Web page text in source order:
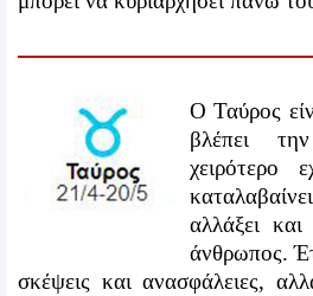
O Ταύρος
βλέπει
χειρότερο
αλλάξει
άνθρωπος.
σκέψεις και ανασφάλειες,